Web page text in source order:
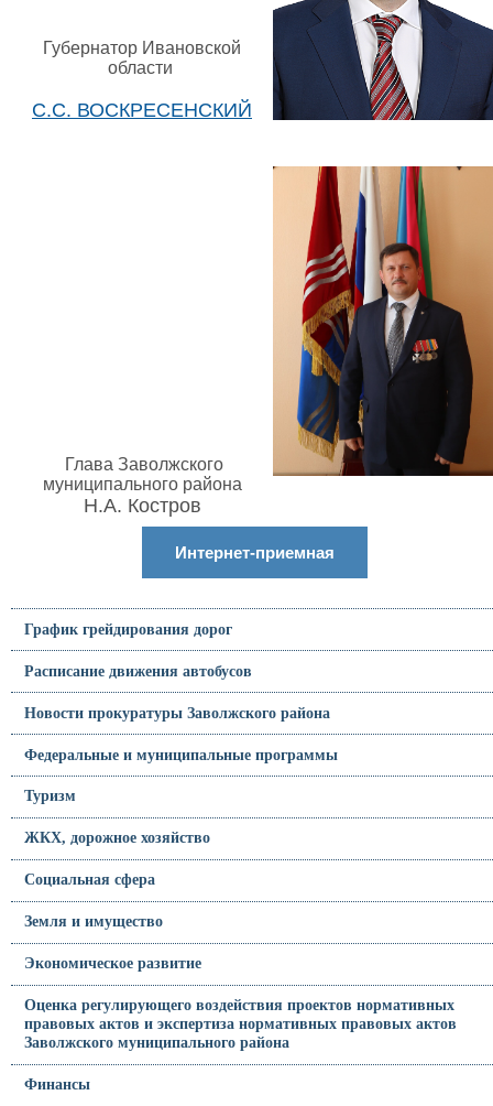
Губернатор Ивановской
области
С.С. ВОСКРЕСЕНСКИЙ
Глава Заволжского
муниципального района
Н.А. Костров
Интернет-приемная
График грейдирования дорог
Расписание движения автобусов
Новости прокуратуры Заволжского района
Федеральные и муниципальные программы
Туризм
ЖКХ, дорожное хозяйство
Социальная сфера
Земля и имущество
Экономическое развитие
Оценка регулирующего воздействия проектов нормативных
правовых актов и экспертиза нормативных правовых актов
Заволжского муниципального района
Финансы